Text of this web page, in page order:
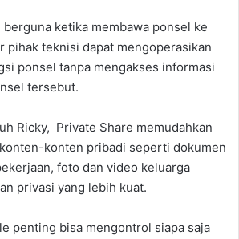
ketika membawa ponsel ke
pihak teknisi dapat mengoperasikan
ponsel tanpa mengakses informasi
tersebut.
Ricky, Private Share memudahkan
konten pribadi seperti dokumen
foto dan video keluarga
privasi yang lebih kuat.
penting bisa mengontrol siapa saja